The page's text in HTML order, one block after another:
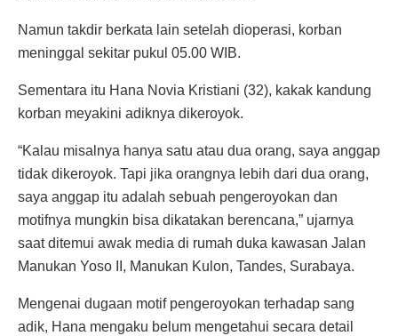
Namun takdir berkata lain setelah dioperasi, korban
meninggal sekitar pukul 05.00 WIB.
Sementara itu Hana Novia Kristiani (32), kakak kandung
korban meyakini adiknya dikeroyok.
“Kalau misalnya hanya satu atau dua orang, saya anggap
tidak dikeroyok. Tapi jika orangnya lebih dari dua orang,
saya anggap itu adalah sebuah pengeroyokan dan
motifnya mungkin bisa dikatakan berencana,” ujarnya
saat ditemui awak media di rumah duka kawasan Jalan
Manukan Yoso II, Manukan Kulon, Tandes, Surabaya.
Mengenai dugaan motif pengeroyokan terhadap sang
adik, Hana mengaku belum mengetahui secara detail